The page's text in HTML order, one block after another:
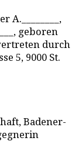
A.________,
geboren
durch
5, 9000 St.
Badener-